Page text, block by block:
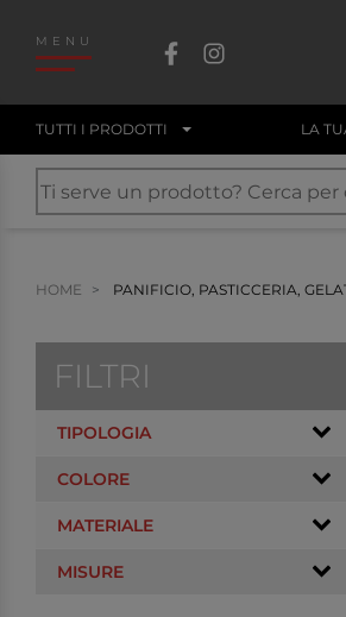
MENU
TUTTI I PRODOTTI LA
HOME PANIFICIO, PASTICCERIA,
FILTRI
TIPOLOGIA
COLORE
MATERIALE
MISURE